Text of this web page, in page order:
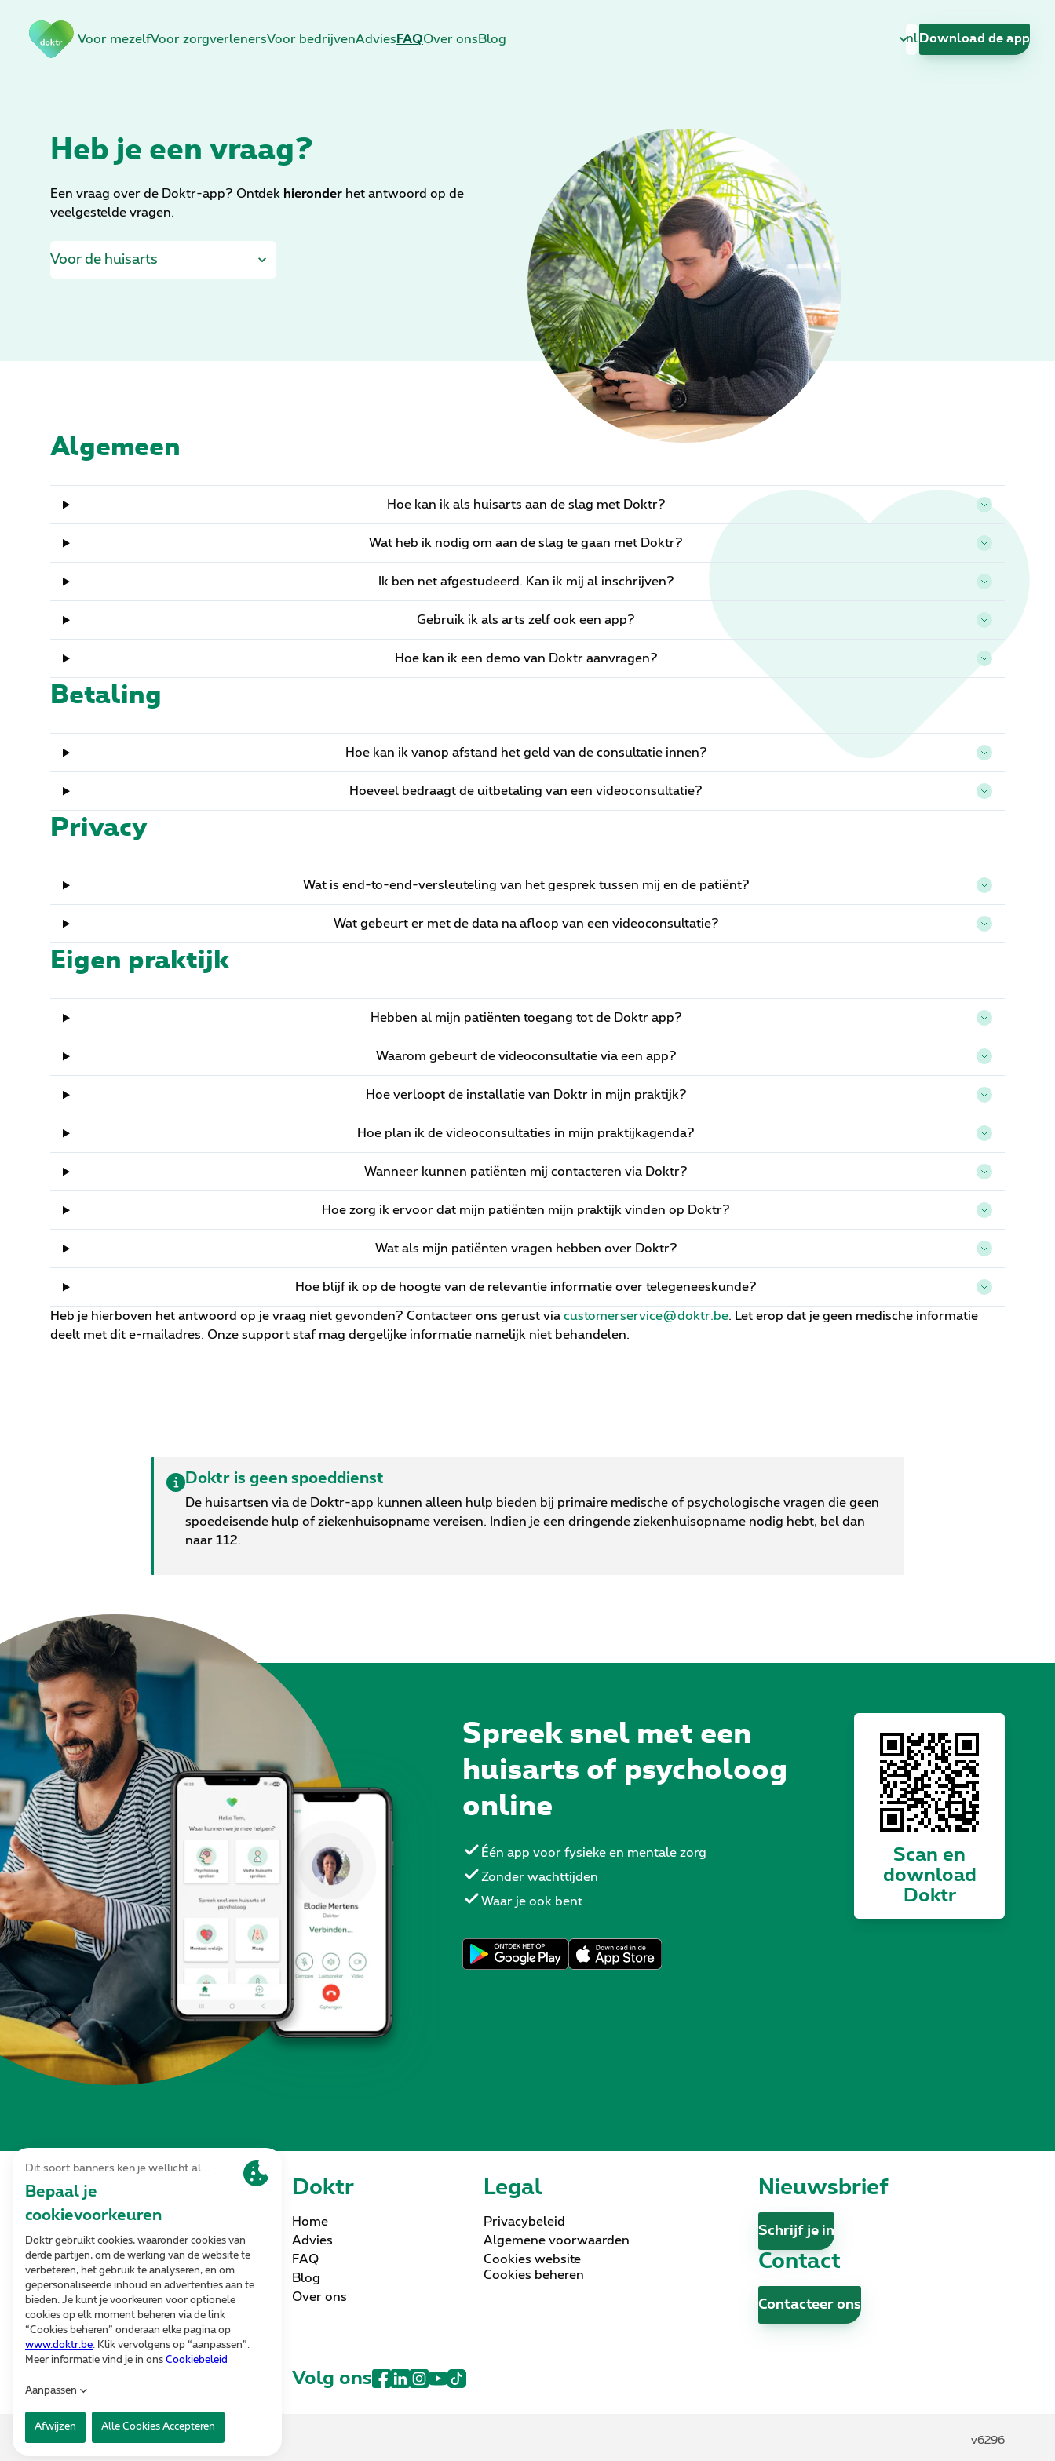
Voor mezelfVoor zorgverlenersVoor bedrijvenAdvies FAQOver ons Blog
Taal wijzigen
Download de app
Heb je een vraag?
Een vraag over de Doktr-app? Ontdek hieronder het antwoord op de
veelgestelde vragen.
Algemeen
Hoe kan ik als huisarts aan de slag met Doktr?
Wat heb ik nodig om aan de slag te gaan met Doktr?
Ik ben net afgestudeerd. Kan ik mij al inschrijven?
Gebruik ik als arts zelf ook een app?
Hoe kan ik een demo van Doktr aanvragen?
Betaling
Hoe kan ik vanop afstand het geld van de consultatie innen?
Hoeveel bedraagt de uitbetaling van een videoconsultatie?
Privacy
Wat is end-to-end-versleuteling van het gesprek tussen mij en de patiënt?
Wat gebeurt er met de data na afloop van een videoconsultatie?
Eigen praktijk
Hebben al mijn patiënten toegang tot de Doktr app?
Waarom gebeurt de videoconsultatie via een app?
Hoe verloopt de installatie van Doktr in mijn praktijk?
Hoe plan ik de videoconsultaties in mijn praktijkagenda?
Wanneer kunnen patiënten mij contacteren via Doktr?
Hoe zorg ik ervoor dat mijn patiënten mijn praktijk vinden op Doktr?
Wat als mijn patiënten vragen hebben over Doktr?
Hoe blijf ik op de hoogte van de relevantie informatie over telegeneeskunde?
Heb je hierboven het antwoord op je vraag niet gevonden? Contacteer ons gerust via customerservice@doktr.be. Let erop dat je geen medische informatie
deelt met dit e-mailadres. Onze support staf mag dergelijke informatie namelijk niet behandelen.
Doktr is geen spoeddienst
De huisartsen via de Doktr-app kunnen alleen hulp bieden bij primaire medische of psychologische vragen die geen
spoedeisende hulp of ziekenhuisopname vereisen. Indien je een dringende ziekenhuisopname nodig hebt, bel dan
naar 112.
Spreek snel met een
huisarts of psycholoog
online
Één app voor fysieke en mentale zorg
Zonder wachttijden
Waar je ook bent
Scan en
download
Doktr
Imagined by Proximus
Doktr
Home
Advies
FAQ
Blog
Over ons
Legal
Privacybeleid
Algemene voorwaarden
Cookies website
Cookies beheren
Nieuwsbrief
Schrijf je in
Contact
Contacteer ons
Volg ons
Alle rechten voorbehouden. © 2026 Doktr v6296